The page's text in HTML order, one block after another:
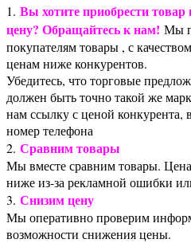
1. Вы хотите приобрести
цену? Обращайтесь к нам! Мы
покупателям товары , с
ценам ниже конкурентов.
Убедитесь, что торговые
должен быть точно такой же
нам ссылку с ценой
номер телефона
2. Сравним товары
Мы вместе сравним товары.
ниже из-за рекламной ошибки
3. Снизим цену
Мы оперативно проверим
возможности снижения цены.